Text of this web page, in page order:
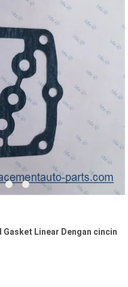
Linear Dengan cincin